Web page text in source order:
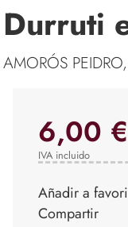
Durruti
AMORÓS
6,00 €
IVA incluido
Añadir a
Compartir